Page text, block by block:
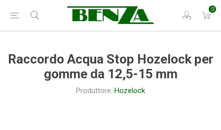
0
Raccordo Acqua Stop Hozelock per
gomme da 12,5-15 mm
Produttore: Hozelock